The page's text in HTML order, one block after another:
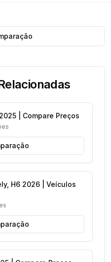
| Compare Preços
H6 2026 | Veículos